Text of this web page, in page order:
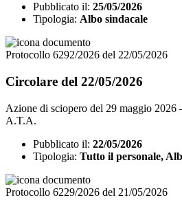
Pubblicato il: 25/05/2026
Tipologia: Albo sindacale
Protocollo 6292/2026 del 22/05/2026
Circolare del 22/05/2026
Azione di sciopero del 29 maggio 2026
A.T.A.
Pubblicato il: 22/05/2026
Tipologia: Tutto il personale,
Protocollo 6229/2026 del 21/05/2026